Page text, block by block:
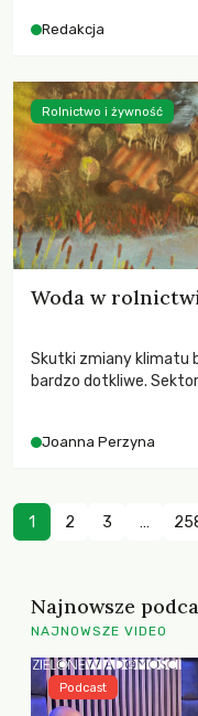
Redakcja
Woda w
Skutki zmiany klimatu
bardzo dotkliwe.
zachodzących zmian
Joanna Perzyna
Rolnictwo i żywność
1 2 3 …
Najnowsze
NAJNOWSZE VIDEO
Podcast